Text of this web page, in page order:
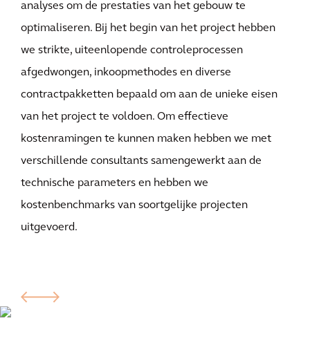
analyses om de prestaties van het gebouw te
optimaliseren. Bij het begin van het project hebben
we strikte, uiteenlopende controleprocessen
afgedwongen, inkoopmethodes en diverse
contractpakketten bepaald om aan de unieke eisen
van het project te voldoen. Om effectieve
kostenramingen te kunnen maken hebben we met
verschillende consultants samengewerkt aan de
technische parameters en hebben we
kostenbenchmarks van soortgelijke projecten
uitgevoerd.